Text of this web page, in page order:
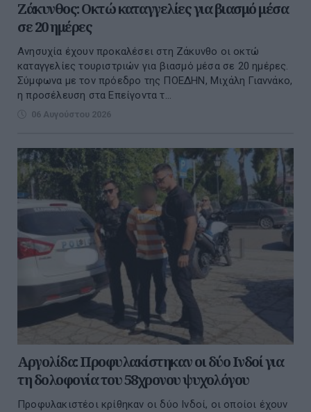
Ζάκυνθος: Οκτώ καταγγελίες για βιασμό μέσα
σε 20 ημέρες
Ανησυχία έχουν προκαλέσει στη Ζάκυνθο οι οκτώ
καταγγελίες τουριστριών για βιασμό μέσα σε 20 ημέρες.
Σύμφωνα με τον πρόεδρο της ΠΟΕΔΗΝ, Μιχάλη Γιαννάκο,
η προσέλευση στα Επείγοντα τ...
06 Αυγούστου 2026
Αργολίδα: Προφυλακίστηκαν οι δύο Ινδοί για
τη δολοφονία του 58χρονου ψυχολόγου
Προφυλακιστέοι κρίθηκαν οι δύο Ινδοί, οι οποίοι έχουν